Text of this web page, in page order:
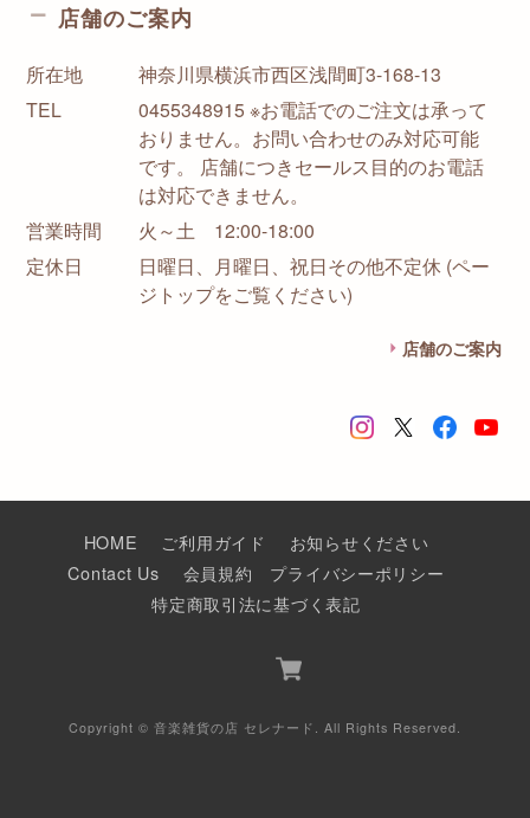
店舗のご案内
所在地
神奈川県横浜市西区浅間町3-168-13
TEL
0455348915 ※お電話でのご注文は承って
おりません。お問い合わせのみ対応可能
です。 店舗につきセールス目的のお電話
は対応できません。
営業時間
火～土 12:00-18:00
定休日
日曜日、月曜日、祝日その他不定休 (ペー
ジトップをご覧ください)
店舗のご案内
HOME ご利用ガイド
お知らせください
Contact Us
会員規約
プライバシーポリシー
特定商取引法に基づく表記
Copyright © 音楽雑貨の店 セレナード. All Rights Reserved.